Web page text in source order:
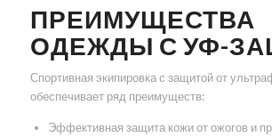
ПРЕИМУЩЕСТВА
ОДЕЖДЫ С УФ-
Спортивная экипировка с защитой от
обеспечивает ряд преимуществ:
Эффективная защита кожи от ожогов и